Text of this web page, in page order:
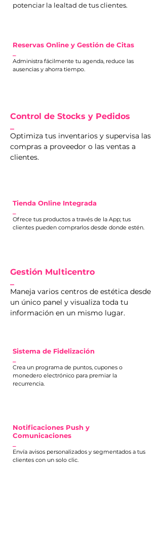
potenciar la lealtad de tus clientes.
Reservas Online y Gestión de Citas
Administra fácilmente tu agenda, reduce las
ausencias y ahorra tiempo.
Control de Stocks y Pedidos
Optimiza tus inventarios y supervisa las
compras a proveedor o las ventas a
clientes.
Tienda Online Integrada
Ofrece tus productos a través de la App; tus
clientes pueden comprarlos desde donde estén.
Gestión Multicentro
Maneja varios centros de estética desde
un único panel y visualiza toda tu
información en un mismo lugar.
Sistema de Fidelización
Crea un programa de puntos, cupones o
monedero electrónico para premiar la
recurrencia.
Notificaciones Push y
Comunicaciones
Envía avisos personalizados y segmentados a tus
clientes con un solo clic.